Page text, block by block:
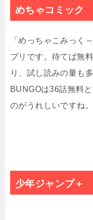
めちゃコミック
「めっちゃこみっく
プリです。待てば無
り、試し読みの量も
BUNGOは36話無料
のがうれしいですね。
少年ジャンプ＋